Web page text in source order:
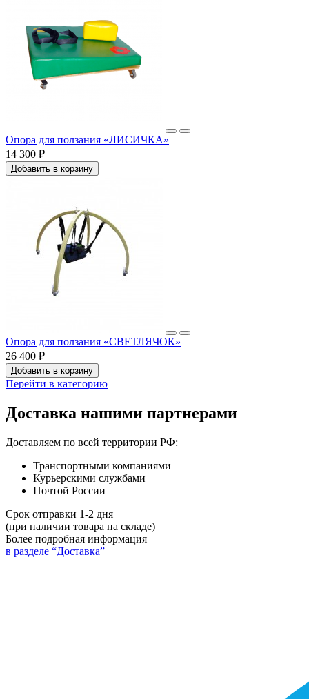
Опора для ползания «ЛИСИЧКА»
14 300 ₽
Добавить в корзину
Опора для ползания «СВЕТЛЯЧОК»
26 400 ₽
Добавить в корзину
Перейти в категорию
Доставка нашими партнерами
Доставляем по всей территории РФ:
Транспортными компаниями
Курьерскими службами
Почтой России
Срок отправки 1-2 дня
(при наличии товара на складе)
Более подробная информация
в разделе “Доставка”